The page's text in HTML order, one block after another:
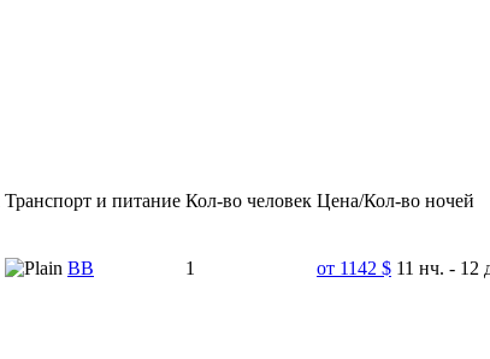
Транспорт и питание Кол-во человек Цена/Кол-во ночей
ВВ 1 от 1142 $ 11 нч. - 12